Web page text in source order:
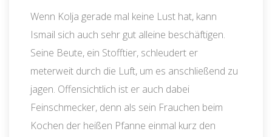
Wenn Kolja gerade mal keine Lust hat, kann
Ismail sich auch sehr gut alleine beschäftigen.
Seine Beute, ein Stofftier, schleudert er
meterweit durch die Luft, um es anschließend zu
jagen. Offensichtlich ist er auch dabei
Feinschmecker, denn als sein Frauchen beim
Kochen der heißen Pfanne einmal kurz den